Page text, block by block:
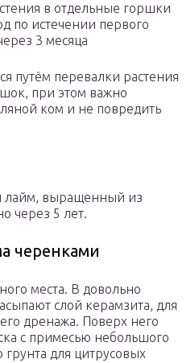
в отдельные горшки
по истечении первого
3 месяца
путём перевалки растения
при этом важно
ком и не повредить
лайм, выращенный из
через 5 лет.
черенками
места. В довольно
слой керамзита, для
дренажа. Поверх него
с примесью небольшого
грунта для цитрусовых